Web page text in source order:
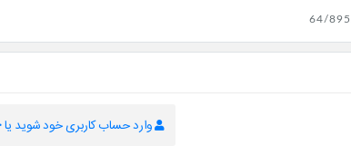
وارد حساب کاربری خود شوید یا